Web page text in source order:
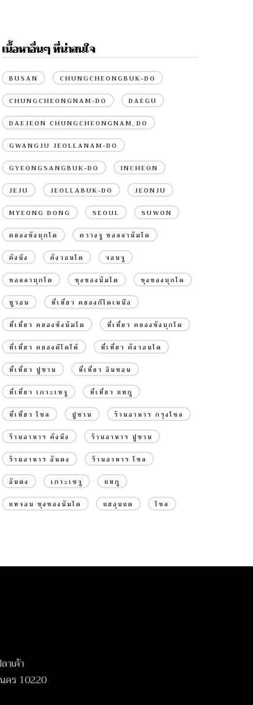
เนื้อหาอื่นๆ ที่น่าสนใจ
BUSAN CHUNGCHEONGBUK-DO
CHUNGCHEONGNAM-DO DAEGU
DAEJEON CHUNGCHEONGNAM_DO
GWANGJU JEOLLANAM-DO
GYEONGSANGBUK-DO INCHEON
JEJU JEOLLABUK-DO JEONJU
MYEONG DONG SEOUL SUWON
คยองซังบุกโด ควางจู ชอลลานัมโด
คังนึง คังวอนโด จอนจู
ชอลลาบุกโด ชุงชองนัมโด ชุงชองบุกโด
ซูวอน ที่เที่ยว คยองกีโดเหนือ
ที่เที่ยว คยองซังนัมโด ที่เที่ยว คยองซังบุกโด
ที่เที่ยว คยองดีโดใต้ ที่เที่ยว คังวอนโด
ที่เที่ยว ปูซาน ที่เที่ยว อินชอน
ที่เที่ยว เกาะเชจู ที่เที่ยว แทกู
ที่เที่ยว โซล ปูซาน ร้านอาหาร กรุงโซล
ร้านอาหาร คังนึง ร้านอาหาร ปูซาน
ร้านอาหาร อันดง ร้านอาหาร โซล
อันดง เกาะเชจู แทกู
แทจอน ชุงชองนัมโด แฮอุนแด โซล
าเค้า
คร 10220